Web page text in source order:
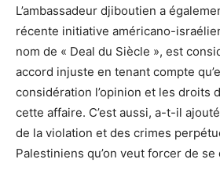
L’ambassadeur djiboutien a
récente initiative américano-
nom de « Deal du Siècle », est
accord injuste en tenant compte
considération l’opinion et les droits
cette affaire. C’est aussi, a-t-il
de la violation et des crimes
Palestiniens qu’on veut forcer de se